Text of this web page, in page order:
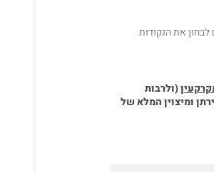
את הנקודות
(ולרבות
ומיצוין המלא של